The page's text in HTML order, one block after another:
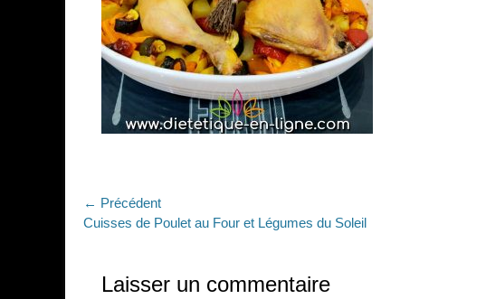
Navigation
de
← Précédent
Article
Cuisses de Poulet au Four et Légumes du Soleil
Laisser un commentaire